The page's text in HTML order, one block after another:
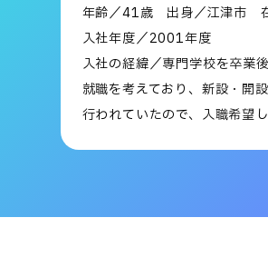
年齢／41歳 出身／江津市
入社年度／2001年度
入社の経緯／専門学校を卒業
就職を考えており、新設・開
行われていたので、入職希望し